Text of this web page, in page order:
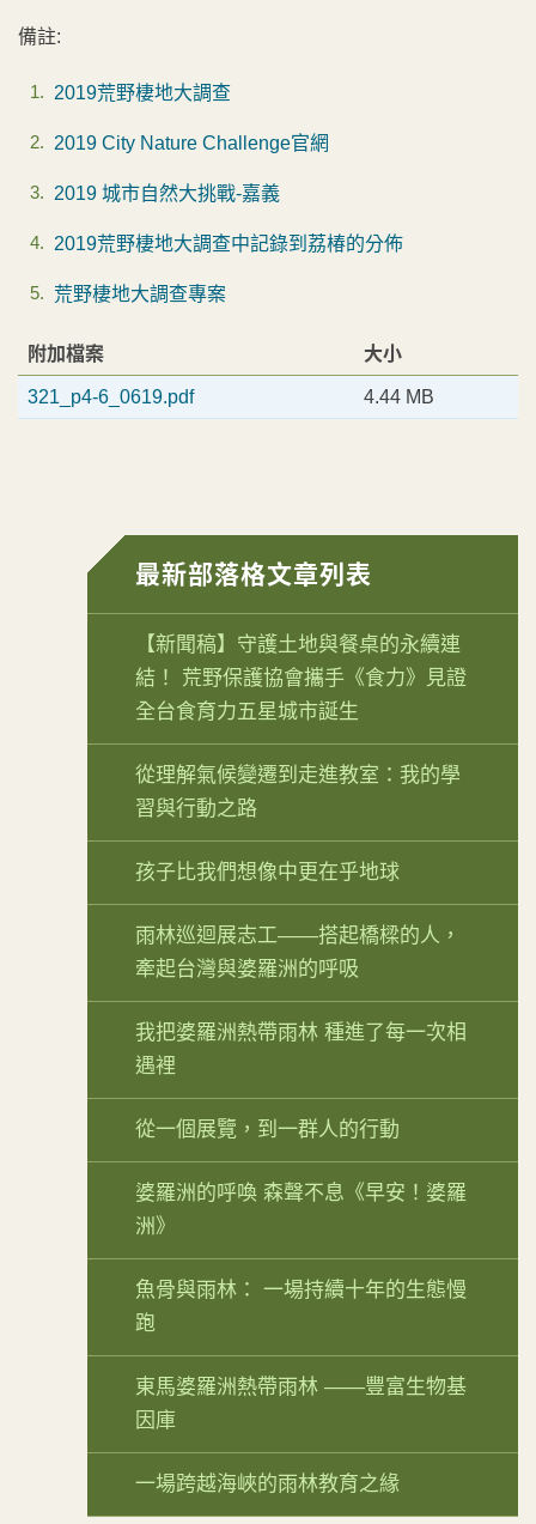
備註:
2019荒野棲地大調查
2019 City Nature Challenge官網
2019 城市自然大挑戰-嘉義
2019荒野棲地大調查中記錄到荔椿的分佈
荒野棲地大調查專案
附加檔案 大小
321_p4-6_0619.pdf 4.44 MB
最新部落格文章列表
【新聞稿】守護土地與餐桌的永續連
結！ 荒野保護協會攜手《食力》見證
全台食育力五星城市誕生
從理解氣候變遷到走進教室：我的學
習與行動之路
孩子比我們想像中更在乎地球
雨林巡迴展志工——搭起橋樑的人，
牽起台灣與婆羅洲的呼吸
我把婆羅洲熱帶雨林 種進了每一次相
遇裡
從一個展覽，到一群人的行動
婆羅洲的呼喚 森聲不息《早安！婆羅
洲》
魚骨與雨林： 一場持續十年的生態慢
跑
東馬婆羅洲熱帶雨林 ——豐富生物基
因庫
一場跨越海峽的雨林教育之緣